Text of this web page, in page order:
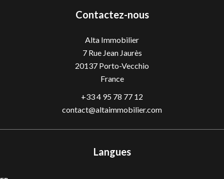
Contactez-nous
Alta Immobilier
7 Rue Jean Jaurès
20137 Porto-Vecchio
France
+33 4 95 78 77 12
contact@altaimmobilier.com
Langues